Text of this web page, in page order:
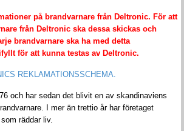
på brandvarnare från Deltronic. För att
från Deltronic ska dessa skickas och
brandvarnare ska ha med detta
för att kunna testas av Deltronic.
REKLAMATIONSSCHEMA.
och har sedan det blivit en av skandinaviens
I mer än trettio år har företaget
räddar liv.